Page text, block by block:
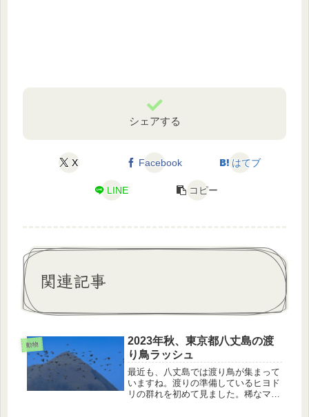
シェアする
X Facebook はてブ
LINE コピー
関連記事
動物
2023年秋、東京都八丈島の渡
り鳥ラッシュ
最近も、八丈島では渡り鳥が集まって
いますね。渡りの準備しているヒヨド
リの群れを初めて見ました。稀なマガ